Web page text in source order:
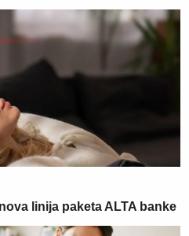
linija paketa ALTA banke